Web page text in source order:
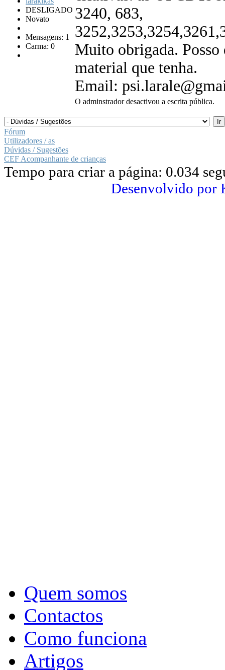
DESLIGADO
Novato
Mensagens: 1
Carma: 0
3240, 683,
Muito obrigada.
material que tenha.
Email:
O adminstrador desactivou a escrita pública.
Fórum
Utilizadores / as
Dúvidas / Sugestões
CEF Acompanhante de crianças
Tempo para criar a página: 0.034
Desenvolvido por
Quem somos
Contactos
Como funciona
Artigos